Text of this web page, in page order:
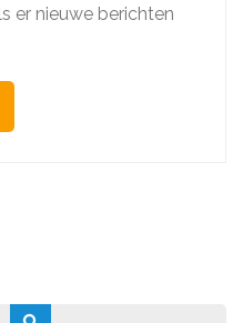
er nieuwe berichten